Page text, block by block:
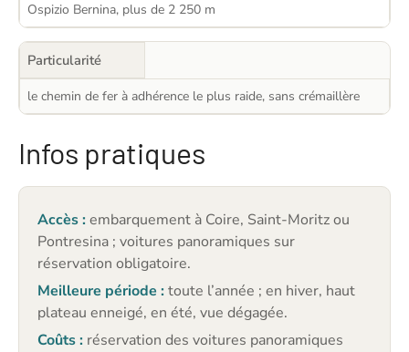
Ospizio Bernina, plus de 2 250 m
Particularité
le chemin de fer à adhérence le plus raide, sans crémaillère
Infos pratiques
Accès :embarquement à Coire, Saint-Moritz ou
Pontresina ; voitures panoramiques sur
réservation obligatoire.
Meilleure période :toute l’année ; en hiver, haut
plateau enneigé, en été, vue dégagée.
Coûts : réservation des voitures panoramiques